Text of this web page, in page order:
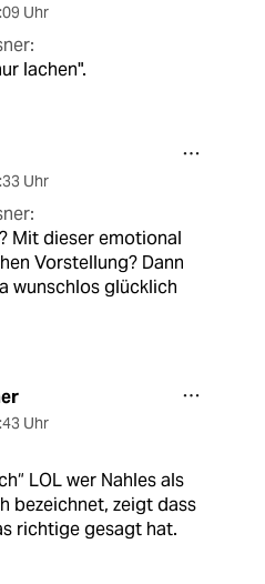
Uhr
lachen".
Uhr
Mit dieser emotional
Vorstellung? Dann
wunschlos glücklich
Uhr
LOL wer Nahles als
bezeichnet, zeigt dass
richtige gesagt hat.